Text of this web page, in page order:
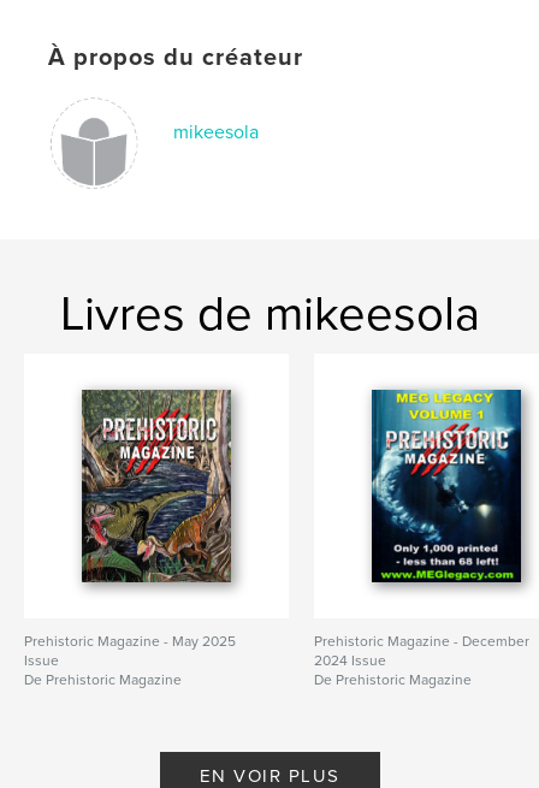
À propos du créateur
mikeesola
Livres de mikeesola
Prehistoric Magazine - May 2025
Issue
De Prehistoric Magazine
Prehistoric Magazine - December
2024 Issue
De Prehistoric Magazine
EN VOIR PLUS